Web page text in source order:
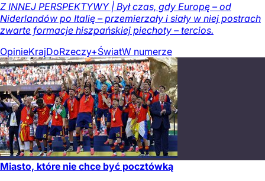
Z INNEJ PERSPEKTYWY | Był czas, gdy Europę – od
Niderlandów po Italię – przemierzały i siały w niej postrach
zwarte formacje hiszpańskiej piechoty – tercios.
OpinieKrajDoRzeczy+ŚwiatW numerze
Miasto, które nie chce być pocztówką